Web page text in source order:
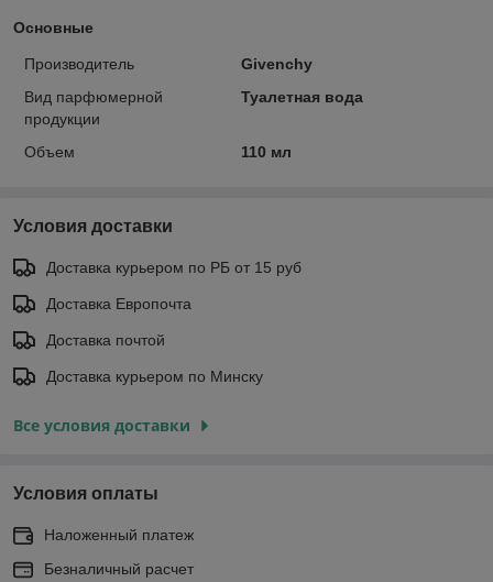
Основные
Производитель
Givenchy
Вид парфюмерной
продукции
Туалетная вода
Объем 110 мл
Условия доставки
Доставка курьером по РБ от 15 руб
Доставка Европочта
Доставка почтой
Доставка курьером по Минску
Все условия доставки
Условия оплаты
Наложенный платеж
Безналичный расчет